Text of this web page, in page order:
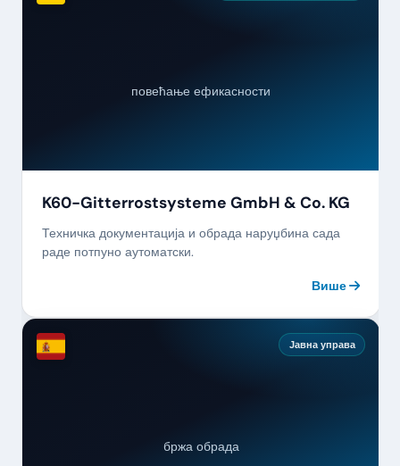
повећање ефикасности
K60-Gitterrostsysteme GmbH & Co. KG
Техничка документација и обрада наруџбина сада
раде потпуно аутоматски.
Више
Јавна управа
бржа обрада